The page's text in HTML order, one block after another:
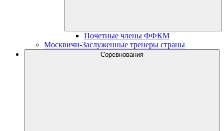
Почетные члены ФФКМ
Москвичи-Заслуженные тренеры страны
Соревнования